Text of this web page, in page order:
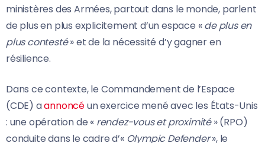
ministères des Armées, partout dans le monde, parlent
de plus en plus explicitement d’un espace «de plus en
plus contesté» et de la nécessité d’y gagner en
résilience.
Dans ce contexte, le Commandement de l’Espace
(CDE) aannoncéun exercice mené avec les États-Unis
: une opération de « rendez-vous et proximité» (RPO)
conduite dans le cadre d’« Olympic Defender», le